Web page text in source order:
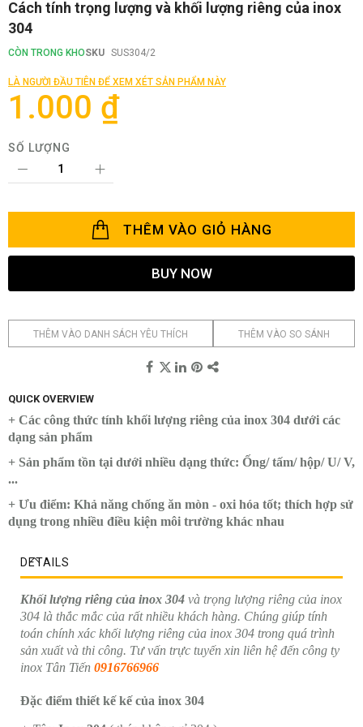
Chuyển
phần
đầu
của
thư
viện
hình
Cách tính trọng lượng và khối lượng riêng của inox
304
CÒN TRONG KHOSKU SUS304/2
LÀ NGƯỜI ĐẦU TIÊN ĐỂ XEM XÉT SẢN PHẨM NÀY
1.000 ₫
SỐ LƯỢNG
THÊM VÀO GIỎ HÀNG
BUY NOW
THÊM VÀO DANH SÁCH YÊU THÍCH THÊM VÀO SO SÁNH
QUICK OVERVIEW
+ Các công thức tính khối lượng riêng của inox 304 dưới các
dạng sản phẩm
+ Sản phẩm tồn tại dưới nhiều dạng thức: Ống/ tấm/ hộp/ U/ V,
...
+ Ưu điểm: Khả năng chống ăn mòn - oxi hóa tốt; thích hợp sử
dụng trong nhiều điều kiện môi trường khác nhau
DETAILS
Khối lượng riêng của inox 304 và trọng lượng riêng của inox
304 là thắc mắc của rất nhiều khách hàng. Chúng giúp tính
toán chính xác khối lượng riêng của inox 304 trong quá trình
sản xuất và thi công. Tư vấn trực tuyến xin liên hệ đến công ty
inox Tân Tiến 0916766966
Đặc điểm thiết kế kế của inox 304